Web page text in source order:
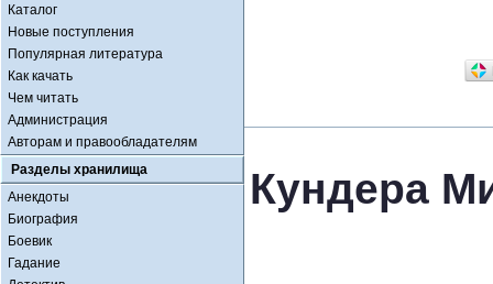
Каталог
Новые поступления
Популярная литература
Как качать
Чем читать
Администрация
Авторам и правообладателям
Разделы хранилища
Анекдоты
Биография
Боевик
Гадание
Кундера